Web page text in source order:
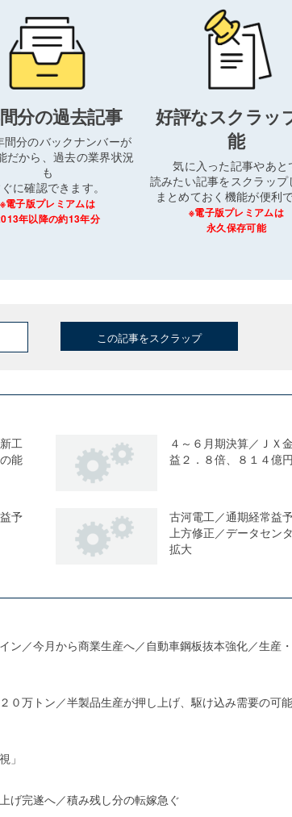
分の過去記事
間分のバックナンバーが
だから、過去の業界状況
も
に確認できます。
※電子版プレミアムは
年以降の約13年分
好評なスクラッ
能
気に入った記事やあと
読みたい記事をスクラップ
まとめておく機能が便利で
※電子版プレミアムは
永久保存可能
この記事をスクラップ
工
能
４～６月期決算／ＪＸ
益２．８倍、８１４億円
予
古河電工／通期経常益
上方修正／データセン
拡大
ン／今月から商業生産へ／自動車鋼板抜本強化／生産
０万トン／半製品生産が押し上げ、駆け込み需要の可
」
げ完遂へ／積み残し分の転嫁急ぐ